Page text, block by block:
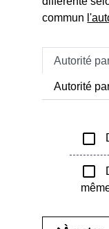
commun
Autorité
Autorité
check_box_outline_blank
check_box_outline_blank